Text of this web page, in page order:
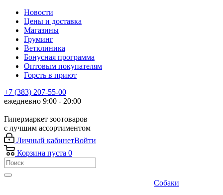
Новости
Цены и доставка
Магазины
Груминг
Ветклиника
Бонусная программа
Оптовым покупателям
Горсть в приют
+7 (383) 207-55-00
ежедневно 9:00 - 20:00
Гипермаркет зоотоваров
с лучшим ассортиментом
Личный кабинетВойти
Корзина пуста 0
Собаки